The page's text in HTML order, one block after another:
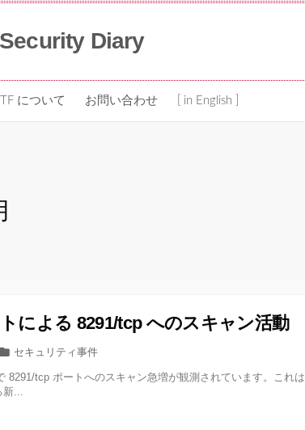
Diary
について お問い合わせ [ in English ]
による 8291/tcp へのスキャン活動
カ
ゴ
セキュリティ事件
8291/tcp ポートへのスキャン急増が観測されています。これは
...